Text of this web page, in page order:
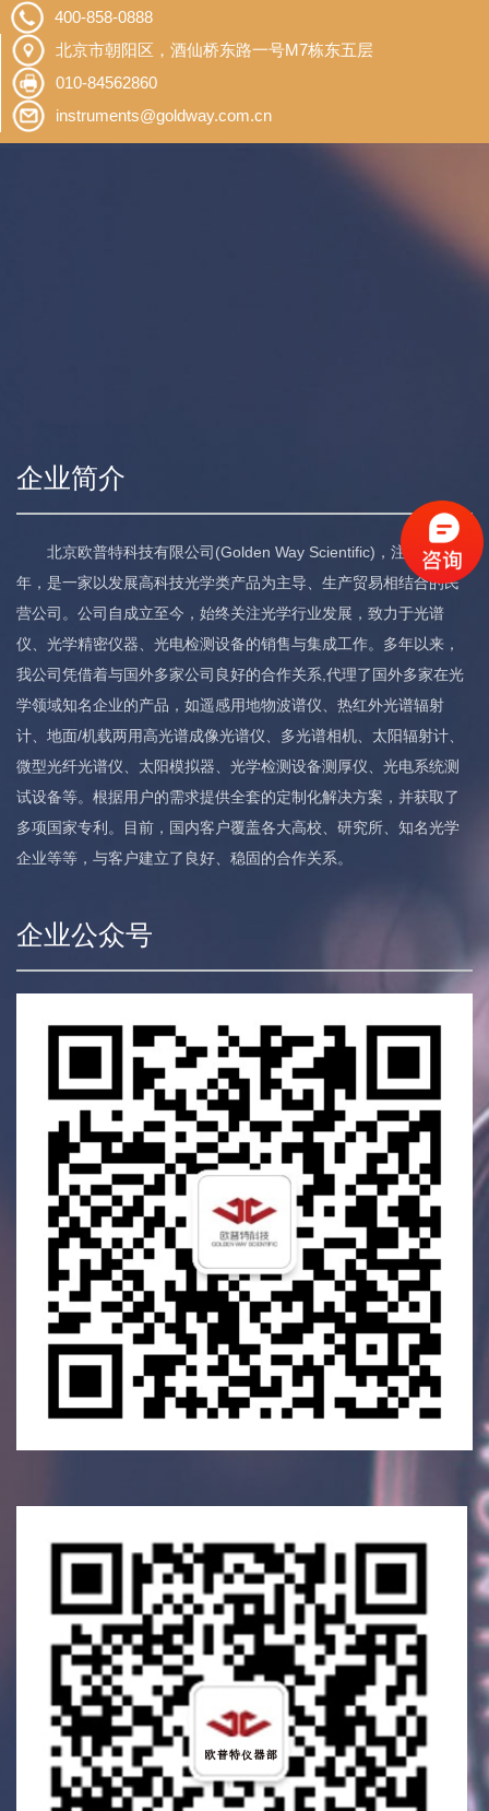
400-858-0888
北京市朝阳区，酒仙桥东路一号M7栋东五层
010-84562860
instruments@goldway.com.cn
企业简介
北京欧普特科技有限公司(Golden Way Scientific)，注册于1998
年，是一家以发展高科技光学类产品为主导、生产贸易相结合的民
营公司。公司自成立至今，始终关注光学行业发展，致力于光谱
仪、光学精密仪器、光电检测设备的销售与集成工作。多年以来，
我公司凭借着与国外多家公司良好的合作关系,代理了国外多家在光
学领域知名企业的产品，如遥感用地物波谱仪、热红外光谱辐射
计、地面/机载两用高光谱成像光谱仪、多光谱相机、太阳辐射计、
微型光纤光谱仪、太阳模拟器、光学检测设备测厚仪、光电系统测
试设备等。根据用户的需求提供全套的定制化解决方案，并获取了
多项国家专利。目前，国内客户覆盖各大高校、研究所、知名光学
企业等等，与客户建立了良好、稳固的合作关系。
企业公众号